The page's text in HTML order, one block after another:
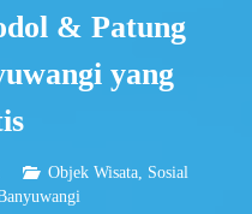
& Patung
yang
Objek Wisata, Sosial